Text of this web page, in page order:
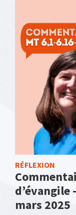
RÉFLEXION
d’évangile
mars 2025